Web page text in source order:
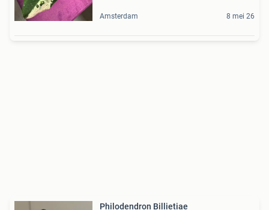
Amsterdam 8 mei 26
Philodendron Billietiae